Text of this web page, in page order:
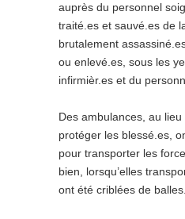
auprès du personnel
traité.es et sauvé.es de
brutalement
ou enlevé.es, sous les
infirmièr.es et du
Des ambulances, au
protéger les blessé.es,
pour transporter les
bien, lorsqu’elles
ont été criblées de balles.